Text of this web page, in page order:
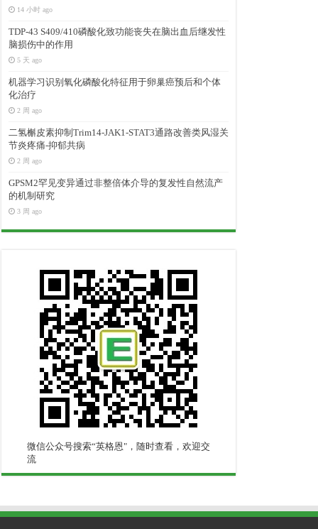
14 小时 ago
TDP-43 S409/410磷酸化致功能丧失在脑出血后继发性
脑损伤中的作用
5 天 ago
机器学习识别氧化磷酸化特征用于卵巢癌预后和个体
化治疗
2 周 ago
二氢槲皮素抑制Trim14-JAK1-STAT3通路改善类风湿关
节炎疼痛-抑郁共病
2 周 ago
GPSM2罕见变异通过非整倍体介导的复发性自然流产
的机制研究
3 周 ago
微信公众号搜索“英格恩"，随时查看，欢迎交
流